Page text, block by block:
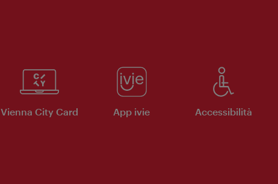
Vienna City Card App ivie Accessibilità